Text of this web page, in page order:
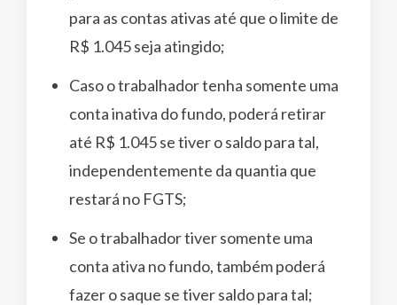
para as contas ativas até que o limite de
R$ 1.045 seja atingido;
Caso o trabalhador tenha somente uma
conta inativa do fundo, poderá retirar
até R$ 1.045 se tiver o saldo para tal,
independentemente da quantia que
restará no FGTS;
Se o trabalhador tiver somente uma
conta ativa no fundo, também poderá
fazer o saque se tiver saldo para tal;